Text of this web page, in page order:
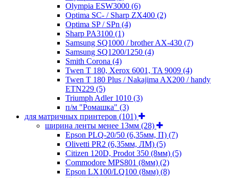
Olympia ESW3000 (6)
Optima SC- / Sharp ZX400 (2)
Optima SP / SPn (4)
Sharp PA3100 (1)
Samsung SQ1000 / brother AX-430 (7)
Samsung SQ1200/1250 (4)
Smith Corona (4)
Twen T 180, Xerox 6001, TA 9009 (4)
Twen T 180 Plus / Nakajima AX200 / handy
ETN229 (5)
Triumph Adler 1010 (3)
п/м "Ромашка" (3)
для матричных принтеров (101)
ширина ленты менее 13мм (28)
Epson PLQ-20/50 (6,35мм, П) (7)
Olivetti PR2 (6,35мм, ЛМ) (5)
Citizen 120D, Prodot 350 (8мм) (5)
Commodore MPS801 (8мм) (2)
Epson LX100/LQ100 (8мм) (8)